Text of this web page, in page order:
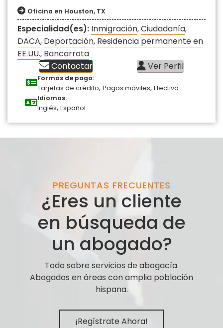
Oficina en Houston, TX
Especialidad(es): Inmigración,Ciudadanía,
DACA, Deportación, Residencia permanente en
EE.UU., Bancarrota
Contactar
Ver Perfil
Formas de pago:
Tarjetas de crédito, Pagos móviles, Efectivo
Idiomas:
Inglés, Español
PREGUNTAS FRECUENTES
¿Eres un cliente
en búsqueda de
un abogado?
Todo sobre servicios de abogacía.
Abogados en áreas con amplia población
hispana.
¡Regístrate Ahora!